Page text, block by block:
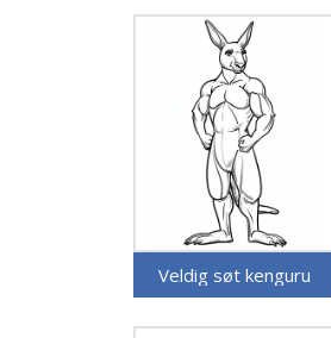
Veldig søt kenguru